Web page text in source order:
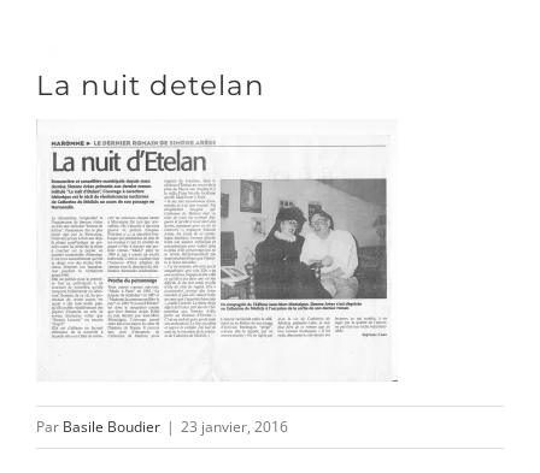
contenu
DÉCOUVRIR
VENIR
L’ASSOCIATION
La nuit detelan
Par Basile Boudier | 23 janvier, 2016